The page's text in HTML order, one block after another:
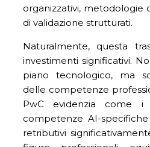
organizzativi, metodologie
di validazione strutturati.
Naturalmente, questa
investimenti significativi.
piano tecnologico, ma
delle competenze
PwC evidenzia come i
competenze AI-
retributivi